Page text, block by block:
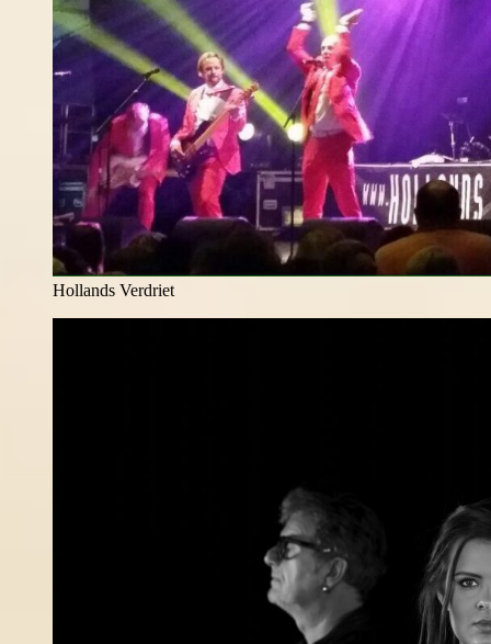
Hollands Verdriet